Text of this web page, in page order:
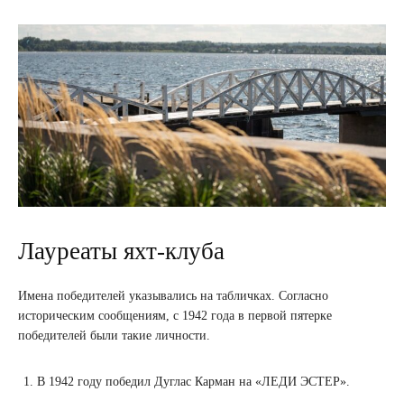
Лауреаты яхт-клуба
Имена победителей указывались на табличках. Согласно
историческим сообщениям, с 1942 года в первой пятерке
победителей были такие личности.
В 1942 году победил Дуглас Карман на «ЛЕДИ ЭСТЕР».